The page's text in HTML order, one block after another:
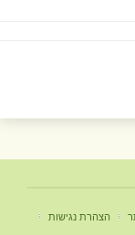
הצהרת נגישות